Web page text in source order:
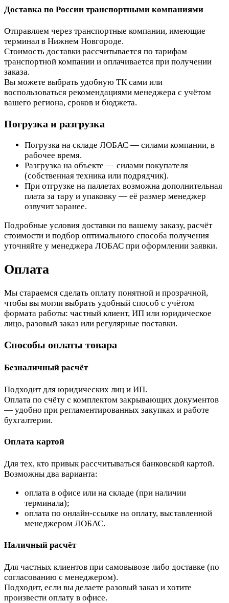
Доставка по России транспортными компаниями
Отправляем через транспортные компании, имеющие
терминал в Нижнем Новгороде.
Стоимость доставки рассчитывается по тарифам
транспортной компании и оплачивается при получении
заказа.
Вы можете выбрать удобную ТК сами или
воспользоваться рекомендациями менеджера с учётом
вашего региона, сроков и бюджета.
Погрузка и разгрузка
Погрузка на складе ЛОБАС — силами компании, в
рабочее время.
Разгрузка на объекте — силами покупателя
(собственная техника или подрядчик).
При отгрузке на паллетах возможна дополнительная
плата за тару и упаковку — её размер менеджер
озвучит заранее.
Подробные условия доставки по вашему заказу, расчёт
стоимости и подбор оптимального способа получения
уточняйте у менеджера ЛОБАС при оформлении заявки.
Оплата
Мы стараемся сделать оплату понятной и прозрачной,
чтобы вы могли выбрать удобный способ с учётом
формата работы: частный клиент, ИП или юридическое
лицо, разовый заказ или регулярные поставки.
Способы оплаты товара
Безналичный расчёт
Подходит для юридических лиц и ИП.
Оплата по счёту с комплектом закрывающих документов
— удобно при регламентированных закупках и работе
бухгалтерии.
Оплата картой
Для тех, кто привык рассчитываться банковской картой.
Возможны два варианта:
оплата в офисе или на складе (при наличии
терминала);
оплата по онлайн-ссылке на оплату, выставленной
менеджером ЛОБАС.
Наличный расчёт
Для частных клиентов при самовывозе либо доставке (по
согласованию с менеджером).
Подходит, если вы делаете разовый заказ и хотите
произвести оплату в офисе.